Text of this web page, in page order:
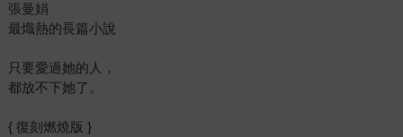
張曼娟
最熾熱的長篇小說
只要愛過她的人，
都放不下她了。
{ 復刻燃燒版 }